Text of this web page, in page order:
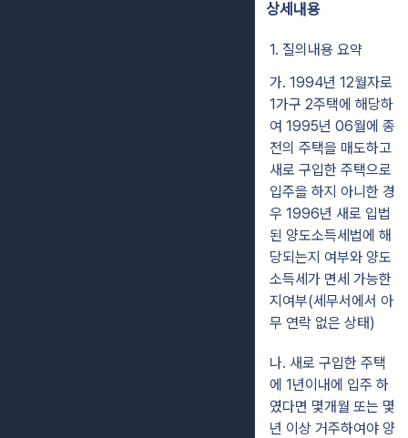
상세내용
1. 질의내용 요약
가. 1994년 12월자로
1가구 2주택에 해당하
여 1995년 06월에 종
전의 주택을 매도하고
새로 구입한 주택으로
입주을 하지 아니한 경
우 1996년 새로 입법
된 양도소득세법에 해
당되는지 여부와 양도
소득세가 면세 가능한
지여부(세무서에서 아
무 연락 없은 상태)
나. 새로 구입한 주택
에 1년이내에 입주 하
였다면 몇개월 또는 몇
년 이상 거주하여야 양